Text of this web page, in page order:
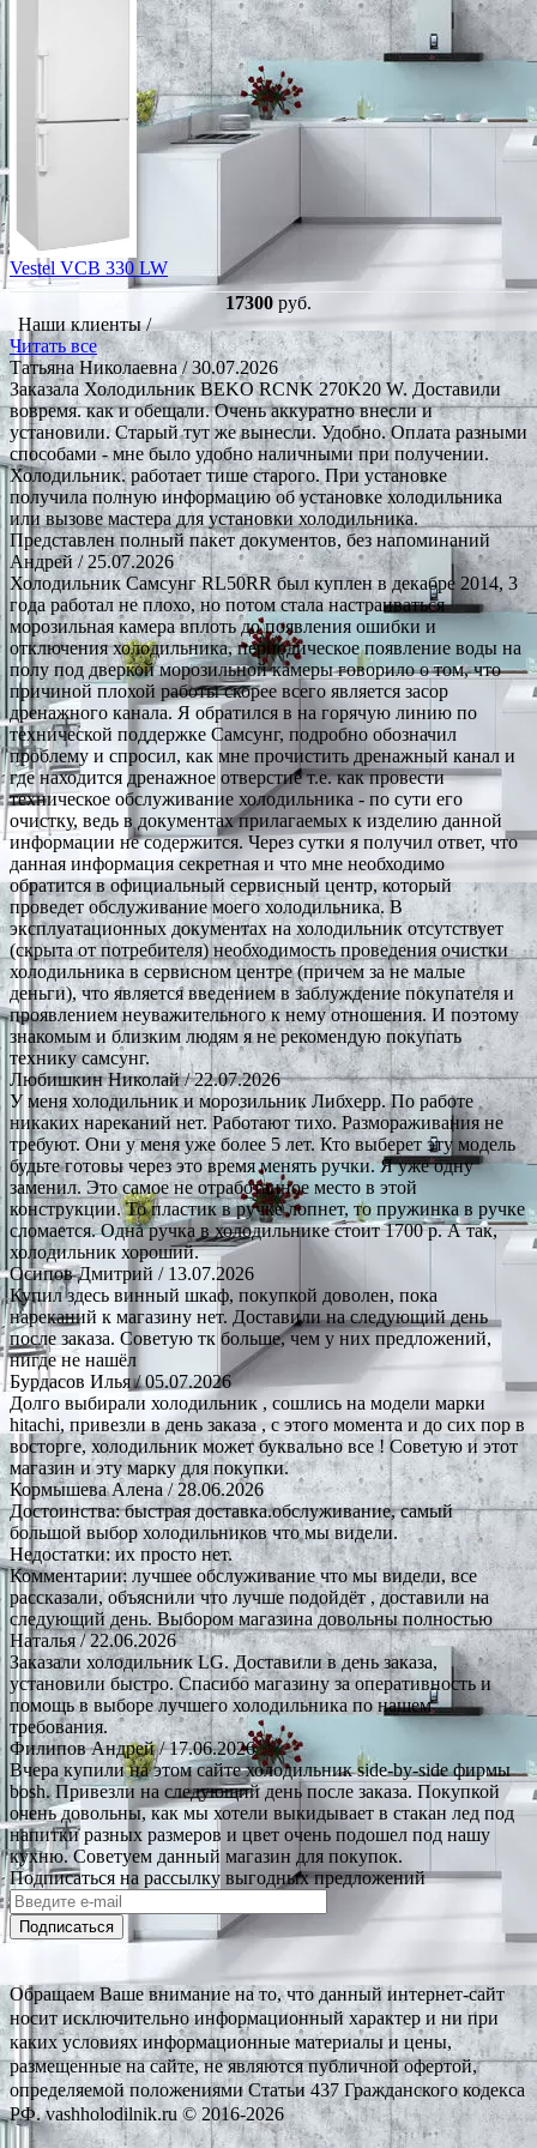
Vestel VCB 330 LW
17300 руб.
Наши клиенты /
Читать все
Татьяна Николаевна/ 30.07.2026
Заказала Холодильник BEKO RCNK 270K20 W. Доставили
вовремя. как и обещали. Очень аккуратно внесли и
установили. Старый тут же вынесли. Удобно. Оплата разными
способами - мне было удобно наличными при получении.
Холодильник. работает тише старого. При установке
получила полную информацию об установке холодильника
или вызове мастера для установки холодильника.
Представлен полный пакет документов, без напоминаний
Андрей/ 25.07.2026
Холодильник Самсунг RL50RR был куплен в декабре 2014, 3
года работал не плохо, но потом стала настраиваться
морозильная камера вплоть до появления ошибки и
отключения холодильника, периодическое появление воды на
полу под дверкой морозильной камеры говорило о том, что
причиной плохой работы скорее всего является засор
дренажного канала. Я обратился в на горячую линию по
технической поддержке Самсунг, подробно обозначил
проблему и спросил, как мне прочистить дренажный канал и
где находится дренажное отверстие т.е. как провести
техническое обслуживание холодильника - по сути его
очистку, ведь в документах прилагаемых к изделию данной
информации не содержится. Через сутки я получил ответ, что
данная информация секретная и что мне необходимо
обратится в официальный сервисный центр, который
проведет обслуживание моего холодильника. В
эксплуатационных документах на холодильник отсутствует
(скрыта от потребителя) необходимость проведения очистки
холодильника в сервисном центре (причем за не малые
деньги), что является введением в заблуждение покупателя и
проявлением неуважительного к нему отношения. И поэтому
знакомым и близким людям я не рекомендую покупать
технику самсунг.
Любишкин Николай/ 22.07.2026
У меня холодильник и морозильник Либхерр. По работе
никаких нареканий нет. Работают тихо. Размораживания не
требуют. Они у меня уже более 5 лет. Кто выберет эту модель
будьте готовы через это время менять ручки. Я уже одну
заменил. Это самое не отработанное место в этой
конструкции. То пластик в ручке лопнет, то пружинка в ручке
сломается. Одна ручка в холодильнике стоит 1700 р. А так,
холодильник хороший.
Осипов Дмитрий / 13.07.2026
Купил здесь винный шкаф, покупкой доволен, пока
нареканий к магазину нет. Доставили на следующий день
после заказа. Советую тк больше, чем у них предложений,
нигде не нашёл
Бурдасов Илья/ 05.07.2026
Долго выбирали холодильник , сошлись на модели марки
hitachi, привезли в день заказа , с этого момента и до сих пор в
восторге, холодильник может буквально все ! Советую и этот
магазин и эту марку для покупки.
Кормышева Алена/ 28.06.2026
Достоинства: быстрая доставка.обслуживание, самый
большой выбор холодильников что мы видели.
Недостатки: их просто нет.
Комментарии: лучшее обслуживание что мы видели, все
рассказали, объяснили что лучше подойдёт , доставили на
следующий день. Выбором магазина довольны полностью
Наталья/ 22.06.2026
Заказали холодильник LG. Доставили в день заказа,
установили быстро. Спасибо магазину за оперативность и
помощь в выборе лучшего холодильника по нашем
требования.
Филипов Андрей/ 17.06.2026
Вчера купили на этом сайте холодильник side-by-side фирмы
bosh. Привезли на следующий день после заказа. Покупкой
очень довольны, как мы хотели выкидывает в стакан лед под
напитки разных размеров и цвет очень подошел под нашу
кухню. Советуем данный магазин для покупок.
Подписаться на рассылку выгодных предложений
Подписаться
Обращаем Ваше внимание на то, что данный интернет-сайт
носит исключительно информационный характер и ни при
каких условиях информационные материалы и цены,
размещенные на сайте, не являются публичной офертой,
определяемой положениями Статьи 437 Гражданского кодекса
РФ. vashholodilnik.ru © 2016-2026